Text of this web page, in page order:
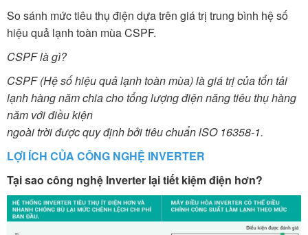
So sánh mức tiêu thụ điện dựa trên giá trị trung bình hệ số
hiệu quả lạnh toàn mùa CSPF.
CSPF là gì?
CSPF (Hệ số hiệu quả lạnh toàn mùa) là giá trị của tổn tải
lạnh hàng năm chia cho tổng lượng điện năng tiêu thụ hàng
năm với điều kiện
ngoài trời được quy định bởi tiêu chuẩn lSO 16358-1.
LỢI ÍCH CỦA CÔNG NGHỆ INVERTER
Tại sao công nghệ Inverter lại tiết kiệm điện hơn?